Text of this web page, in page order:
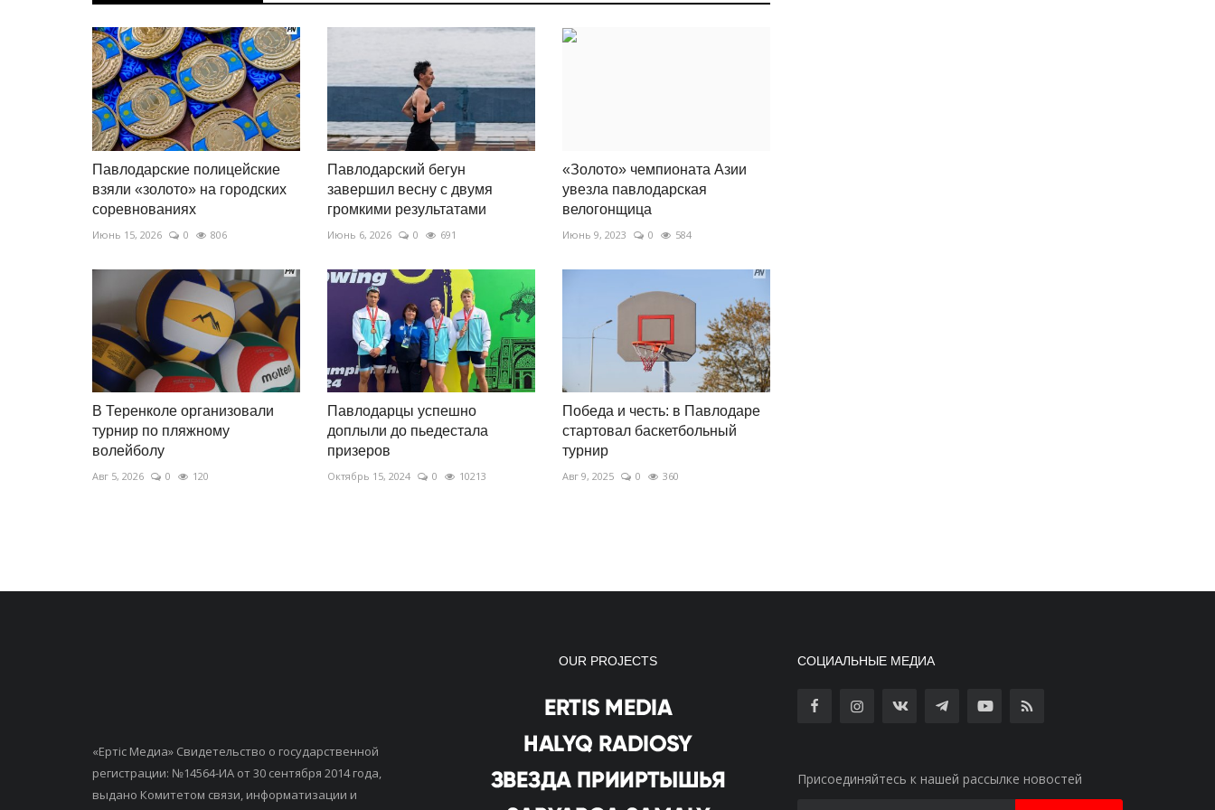
Павлодарские полицейские
взяли «золото» на городских
соревнованиях
Июнь 15, 2026 0 806
Павлодарский бегун
завершил весну с двумя
громкими результатами
Июнь 6, 2026 0 691
«Золото» чемпионата Азии
увезла павлодарская
велогонщица
Июнь 9, 2023 0 584
В Теренколе организовали
турнир по пляжному
волейболу
Авг 5, 2026 0 120
Павлодарцы успешно
доплыли до пьедестала
призеров
Октябрь 15, 2024 0 10213
Победа и честь: в Павлодаре
стартовал баскетбольный
турнир
Авг 9, 2025 0 360
«Ертiс Медиа» Свидетельство о государственной
регистрации: №14564-ИА от 30 сентября 2014 года,
выдано Комитетом связи, информатизации и
OUR PROJECTS СОЦИАЛЬНЫЕ МЕДИА
Присоединяйтесь к нашей рассылке новостей